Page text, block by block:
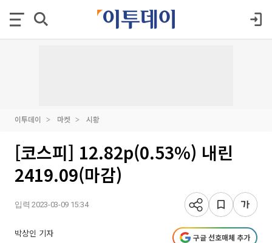
이투데이 마켓 시황
[코스피] 12.82p(0.53%) 내린
2419.09(마감)
입력 2023-03-09 15:34
박상인 기자 구글 선호매체 추가